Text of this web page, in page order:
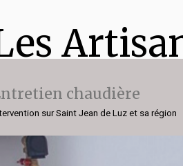
chaudière
sur Saint Jean de Luz et sa région